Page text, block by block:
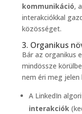
kommunikáció,
interakciókkal
közösséget.
3. Organikus
Bár az organikus
mindössze
nem éri meg jelen
A LinkedIn
interakciók